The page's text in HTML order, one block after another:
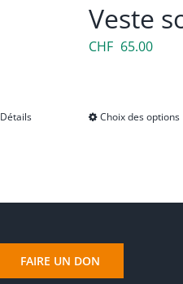
Détails
Veste
CHF 65.00
Choix des options
FAIRE UN DON